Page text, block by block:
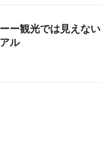
ー観光では見えない
ル